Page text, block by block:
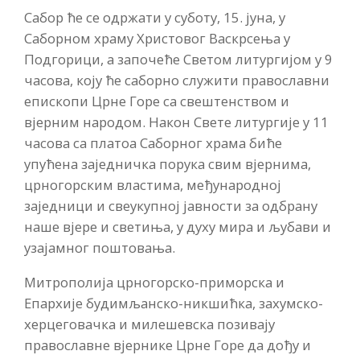
Сабор ће се одржати у суботу, 15. јуна, у
Саборном храму Христовог Васкрсења у
Подгорици, а започеће Светом литургијом у 9
часова, коју ће саборно служити православни
епископи Црне Горе са свештенством и
вјерним народом. Након Свете литургије у 11
часова са платоа Саборног храма биће
упућена заједничка порука свим вјернима,
црногорским властима, међународној
заједници и свеукупној јавности за одбрану
наше вјере и светиња, у духу мира и љубави и
узајамног поштовања.
Митрополија црногорско-приморска и
Епархије будимљанско-никшићка, захумско-
херцеговачка и милешевска позивају
православне вјернике Црне Горе да дођу и